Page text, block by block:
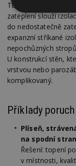
Tudíž zde odpadá
zateplení slouží
do nedostatečně
expanzní stříkané
nepochůzných
U konstrukcí stěn,
vrstvou nebo
komplikovaný.
Příklady
Plíseň,
na spodní
Řešení: topení
v místnosti,
nutné
soubory
Funkční